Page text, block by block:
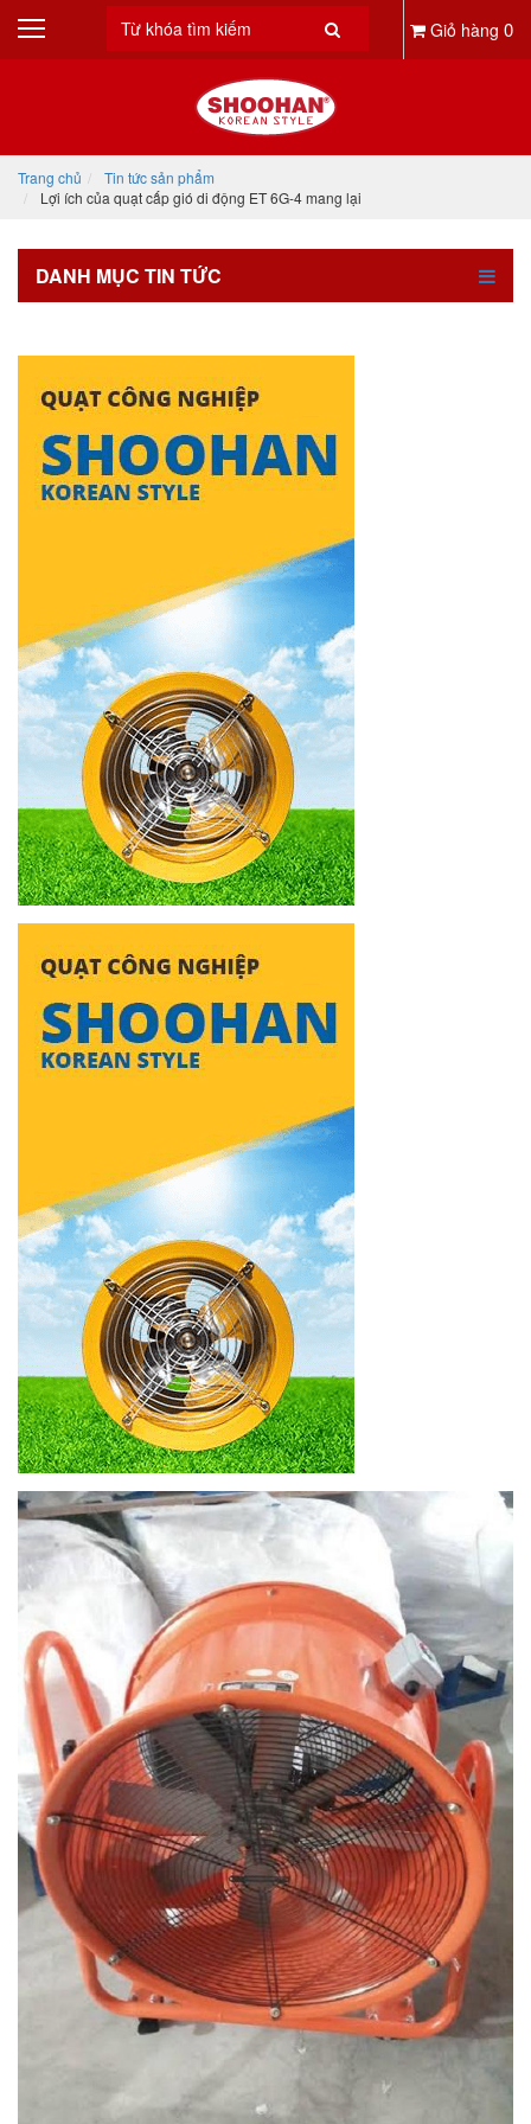
Giỏ hàng 0
Trang chủ
Tin tức sản phẩm
Lợi ích của quạt cấp gió di động ET 6G-4 mang lại
DANH MỤC TIN TỨC